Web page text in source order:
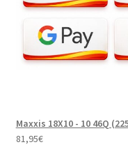
Maxxis 18X10 - 10 46Q
81,95€